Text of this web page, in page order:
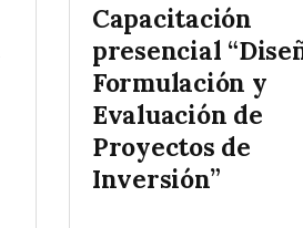
Capacitación
presencial
Formulación y
Evaluación de
Proyectos de
Inversión”